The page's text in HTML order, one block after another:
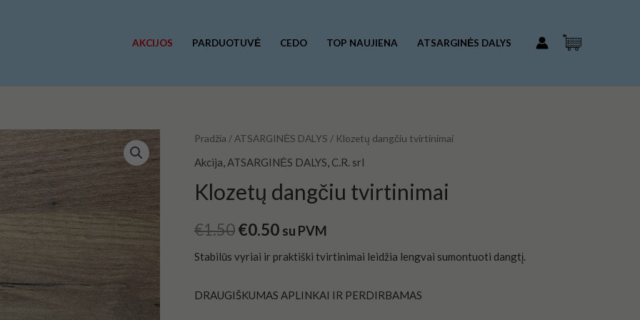
AKCIJOS PARDUOTUVĖ CEDO TOP NAUJIENA ATSARGINĖS DALYS
Pradžia / ATSARGINĖS DALYS / Klozetų dangčiu tvirtinimai
Akcija, ATSARGINĖS DALYS, C.R. srl
Klozetų dangčiu tvirtinimai
€1.50
Original
price
was:
€1.50.
€0.50
Current
price
is:
€0.50.
su PVM
Stabilūs vyriai ir praktiški tvirtinimai leidžia lengvai sumontuoti dangtį.
DRAUGIŠKUMAS APLINKAI IR PERDIRBAMAS
produkto
kiekis:
dangčiu
tvirtinimai